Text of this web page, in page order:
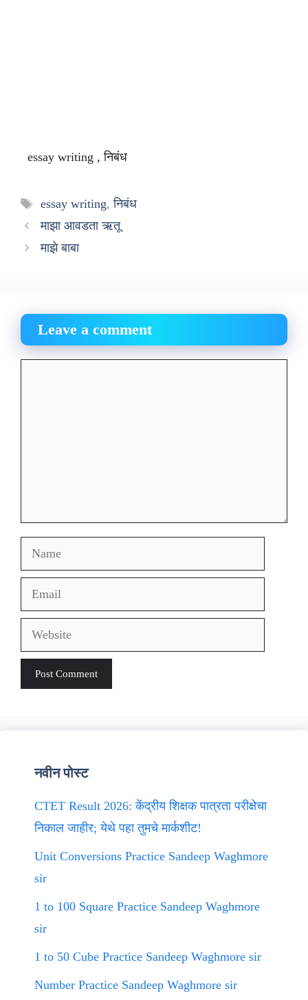
essay writing , निबंध
Tags
essay writing,निबंध
माझा आवडता ऋतू
माझे बाबा
Leave a comment
Name
Email
Website
नवीन पोस्ट
CTET Result 2026: केंद्रीय शिक्षक पात्रता परीक्षेचा
निकाल जाहीर; येथे पहा तुमचे मार्कशीट!
Unit Conversions Practice Sandeep Waghmore
sir
1 to 100 Square Practice Sandeep Waghmore
sir
1 to 50 Cube Practice Sandeep Waghmore sir
Number Practice Sandeep Waghmore sir